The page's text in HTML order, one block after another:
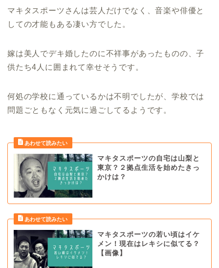
マキタスポーツさんは芸人だけでなく、音楽や俳優と
しての才能もある凄い方でした。
嫁は美人でデキ婚したのに不祥事があったものの、子
供たち4人に囲まれて幸せそうです。
何処の学校に通っているかは不明でしたが、学校では
問題ごともなく元気に過ごしてるようです。
マキタスポーツの自宅は山梨と
東京？２拠点生活を始めたきっ
かけは？
マキタスポーツの若い頃はイケ
メン！現在はレキシに似てる？
【画像】